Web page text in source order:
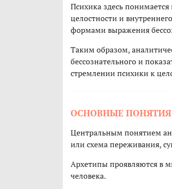
Психика здесь
целостности и
формами выражения
Таким образом,
бессознательного и
стремлении психики к
ОСНОВНЫЕ
Центральным понятием
или схема переживания,
Архетипы проявляются в
человека.